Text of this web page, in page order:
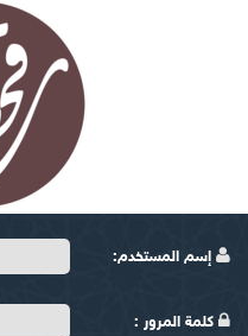
إسم المستخدم:
كلمة المرور :